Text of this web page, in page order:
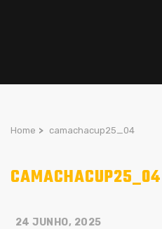
Home > camachacup25_04
CAMACHACUP25_04
24 JUNHO, 2025